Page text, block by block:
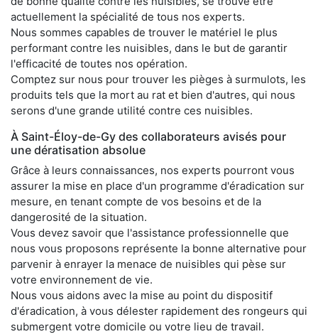
actuellement la spécialité de tous nos experts.
Nous sommes capables de trouver le matériel le plus
performant contre les nuisibles, dans le but de garantir
l'efficacité de toutes nos opération.
Comptez sur nous pour trouver les pièges à surmulots, les
produits tels que la mort au rat et bien d'autres, qui nous
serons d'une grande utilité contre ces nuisibles.
À Saint-Éloy-de-Gy des collaborateurs avisés pour
une dératisation absolue
Grâce à leurs connaissances, nos experts pourront vous
assurer la mise en place d'un programme d'éradication sur
mesure, en tenant compte de vos besoins et de la
dangerosité de la situation.
Vous devez savoir que l'assistance professionnelle que
nous vous proposons représente la bonne alternative pour
parvenir à enrayer la menace de nuisibles qui pèse sur
votre environnement de vie.
Nous vous aidons avec la mise au point du dispositif
d'éradication, à vous délester rapidement des rongeurs qui
submergent votre domicile ou votre lieu de travail.